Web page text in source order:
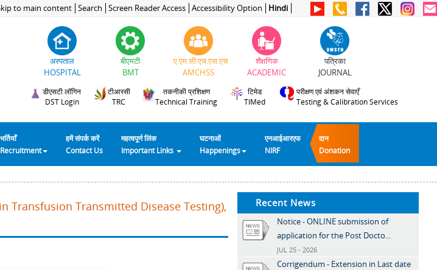
to main content Search Screen Reader Access Accessibility Option Hindi
अस्पताल
HOSPITAL
बीएमटी
BMT
ए.एम.सी.एच.एस.एस
AMCHSS
शैक्षणिक
ACADEMIC
पत्रिका
JOURNAL
डीएसटी लॉगिन
DST Login
टीआरसी
TRC
तकनीकी प्रशिक्षण
Technical Training
टिमेड
TIMed
परीक्षण एवं अंशकन सेवाएँ
Testing & Calibration Services
भर्तियाँ
Recruitment
हमें संपर्क करें
Contact Us
महत्वपूर्ण लिंक
Important Links
घटनाओं
Happenings
एनआईआरएफ
NIRF
दान
Donation
Transfusion Transmitted Disease Testing),
Recent News
Notice - ONLINE submission of
application for the Post Docto...
JUL 25 - 2026
Corrigendum - Extension in Last date